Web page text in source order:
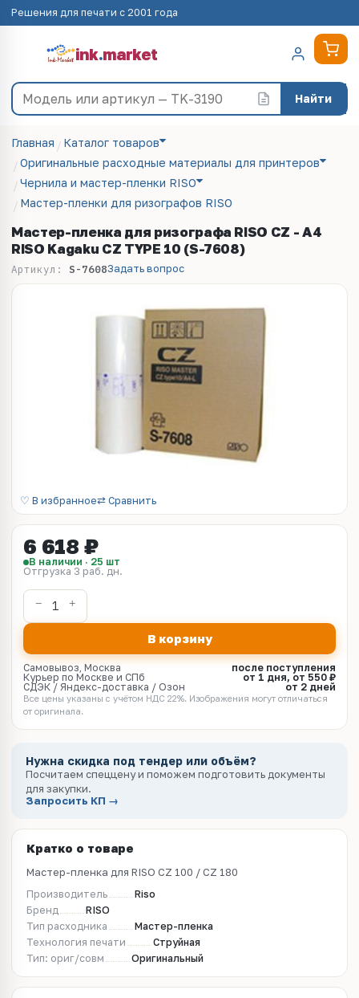
Решения для печати с 2001 года
ink.market
Найти
Главная
Каталог товаров
Оригинальные расходные материалы для принтеров
Чернила и мастер-пленки RISO
Мастер-пленки для ризографов RISO
Мастер-пленка для ризографа RISO CZ - А4
RISO Kagaku CZ TYPE 10 (S-7608)
Артикул: S-7608Задать вопрос
♡ В избранное⇄ Сравнить
6 618 ₽
В наличии · 25 шт
Отгрузка 3 раб. дн.
В корзину
Самовывоз, Москва
после поступления
Курьер по Москве и СПб
от 1 дня, от 550 ₽
СДЭК / Яндекс-доставка / Озон
от 2 дней
Все цены указаны с учётом НДС 22%. Изображения могут отличаться
от оригинала.
Нужна скидка под тендер или объём?
Посчитаем спеццену и поможем подготовить документы
для закупки.
Запросить КП →
Кратко о товаре
Мастер-пленка для RISO CZ 100 / CZ 180
Производитель
Riso
Бренд
RISO
Тип расходника
Мастер-пленка
Технология печати
Струйная
Тип: ориг/совм
Оригинальный